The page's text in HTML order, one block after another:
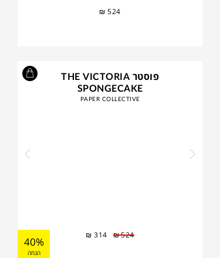
₪ 524
פוסטר THE VICTORIA
SPONGECAKE
PAPER COLLECTIVE
₪524
₪ 314
40%
הנחה